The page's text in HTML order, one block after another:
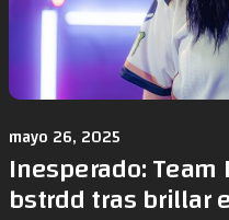
mayo 26, 2025
Inesperado:
bstrdd tras brillar